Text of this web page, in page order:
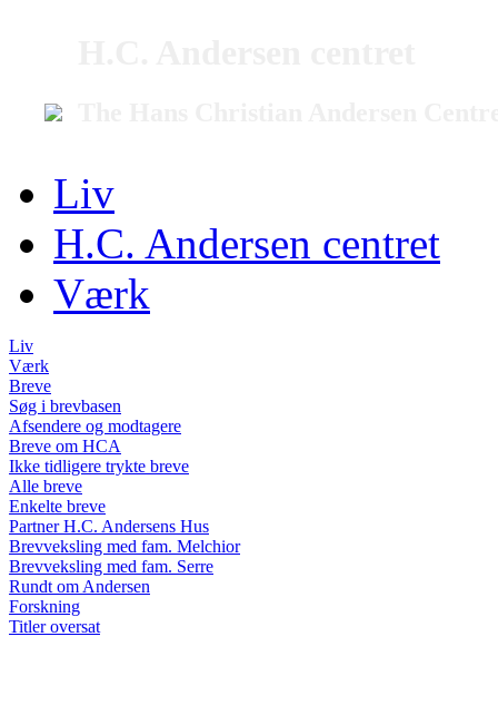
Liv
H.C. Andersen centret
Værk
Liv
Værk
Breve
Søg i brevbasen
Afsendere og modtagere
Breve om HCA
Ikke tidligere trykte breve
Alle breve
Enkelte breve
Partner H.C. Andersens Hus
Brevveksling med fam. Melchior
Brevveksling med fam. Serre
Rundt om Andersen
Forskning
Titler oversat